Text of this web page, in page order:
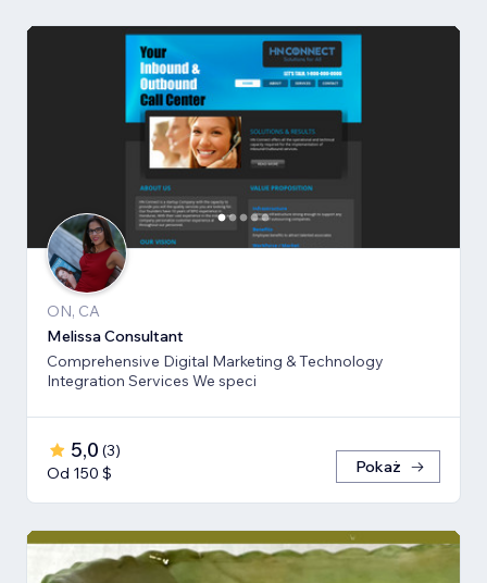
ON, CA
Melissa Consultant
Comprehensive Digital Marketing & Technology
Integration Services We speci
5,0 (3)
Od 150 $
Pokaż